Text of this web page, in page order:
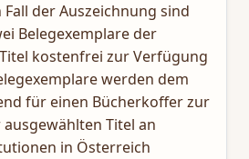
der Auszeichnung sind
Belegexemplare der
kostenfrei zur Verfügung
werden dem
für einen Bücherkoffer zur
Titel an
in Österreich